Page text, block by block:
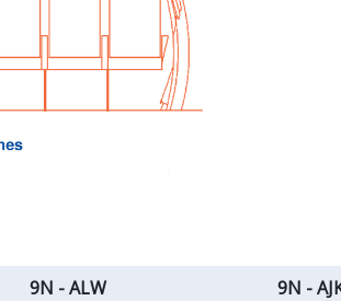
9N - ALW
9N -